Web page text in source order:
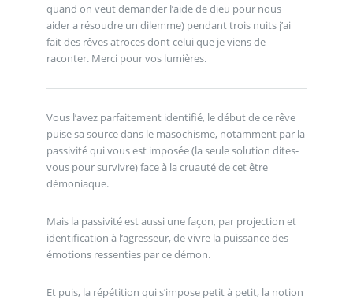
quand on veut demander l’aide de dieu pour nous
aider a résoudre un dilemme) pendant trois nuits j’ai
fait des rêves atroces dont celui que je viens de
raconter. Merci pour vos lumières.
Vous l’avez parfaitement identifié, le début de ce rêve
puise sa source dans le masochisme, notamment par la
passivité qui vous est imposée (la seule solution dites-
vous pour survivre) face à la cruauté de cet être
démoniaque.
Mais la passivité est aussi une façon, par projection et
identification à l’agresseur, de vivre la puissance des
émotions ressenties par ce démon.
Et puis, la répétition qui s’impose petit à petit, la notion